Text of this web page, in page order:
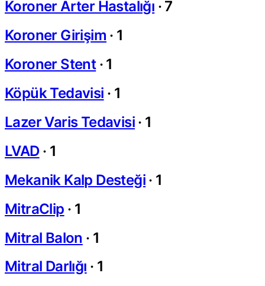
Koroner Arter Hastalığı · 7
Koroner Girişim · 1
Koroner Stent · 1
Köpük Tedavisi · 1
Lazer Varis Tedavisi · 1
LVAD · 1
Mekanik Kalp Desteği · 1
MitraClip · 1
Mitral Balon · 1
Mitral Darlığı · 1